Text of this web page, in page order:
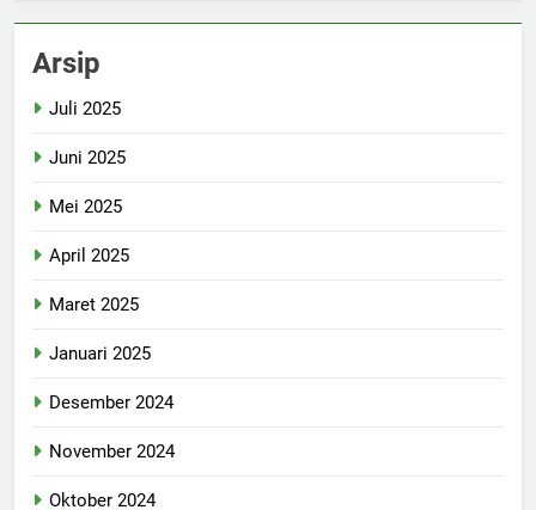
Arsip
Juli 2025
Juni 2025
Mei 2025
April 2025
Maret 2025
Januari 2025
Desember 2024
November 2024
Oktober 2024